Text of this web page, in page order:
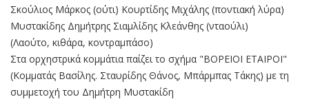
Σκούλιος Μάρκος (ούτι) Κουρτίδης Μιχάλης (ποντιακή λύρα)
Μυστακίδης Δημήτρης Σιαμλίδης Κλεάνθης (νταούλι)
(Λαούτο, κιθάρα, κοντραμπάσο)
Στα ορχηστρικά κομμάτια παίζει το σχήμα "ΒΟΡΕΙΟΙ ΕΤΑΙΡΟΙ"
(Κομματάς Βασίλης. Σταυρίδης Θάνος, Μπάρμπας Τάκης) με τη
συμμετοχή του Δημήτρη Μυστακίδη